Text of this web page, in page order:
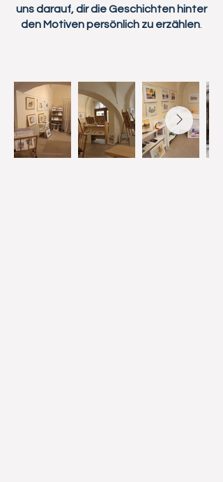
uns darauf, dir die Geschichten hinter
den Motiven persönlich zu erzählen